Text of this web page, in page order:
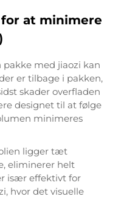
at minimere
med jiaozi kan
er tilbage i pakken,
skader overfladen
designet til at følge
minimeres
ligger tæt
eliminerer helt
især effektivt for
hvor det visuelle